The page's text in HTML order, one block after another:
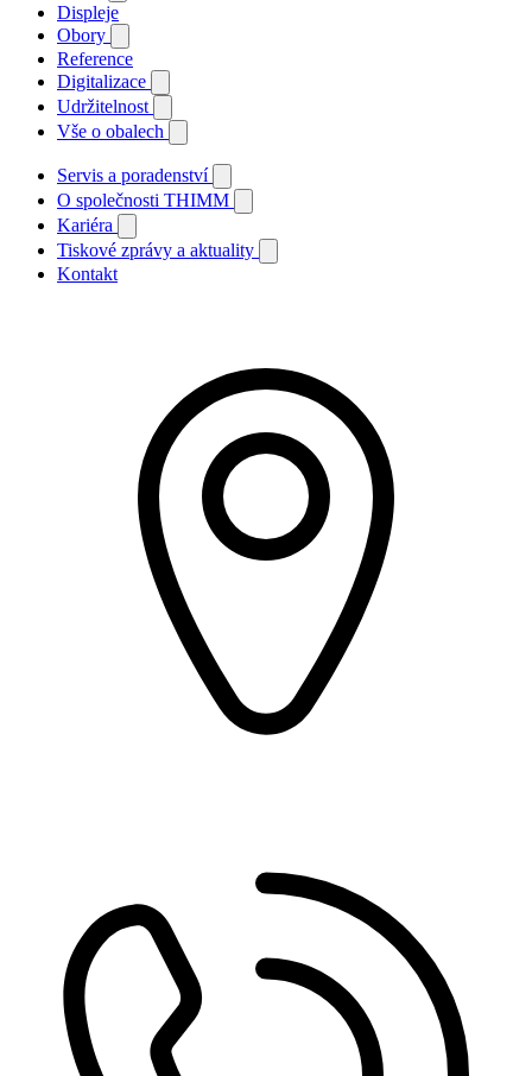
Displeje
Obory
Reference
Digitalizace
Udržitelnost
Vše o obalech
Servis a poradenství
O společnosti THIMM
Kariéra
Tiskové zprávy a aktuality
Kontakt